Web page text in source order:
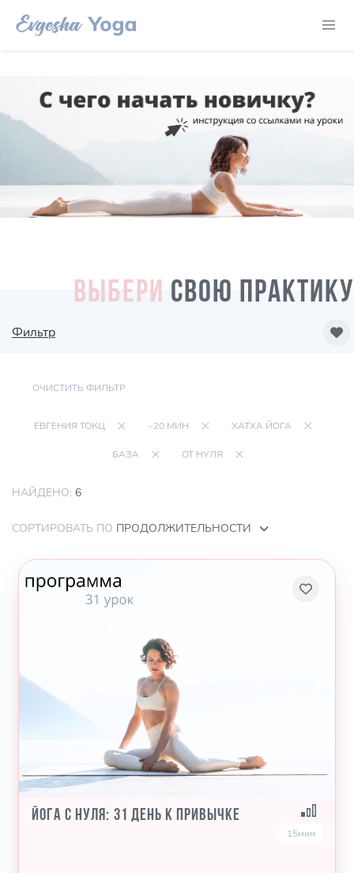
ВЫБЕРИ СВОЮ ПРАКТИКУ
Фильтр
ОЧИСТИТЬ ФИЛЬТР
ЕВГЕНИЯ ТОКЦ ~20 МИН ХАТХА ЙОГА
БАЗА ОТ НУЛЯ
НАЙДЕНО: 6
СОРТИРОВАТЬ ПО ПРОДОЛЖИТЕЛЬНОСТИ
Йога с нуля: 31 день к привычке
15мин